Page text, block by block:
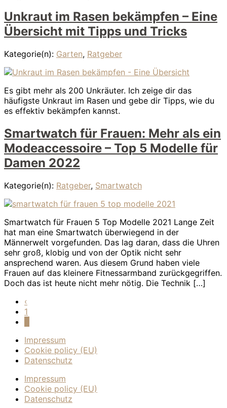
Unkraut im Rasen bekämpfen – Eine
Übersicht mit Tipps und Tricks
Kategorie(n): Garten, Ratgeber
Es gibt mehr als 200 Unkräuter. Ich zeige dir das
häufigste Unkraut im Rasen und gebe dir Tipps, wie du
es effektiv bekämpfen kannst.
Smartwatch für Frauen: Mehr als ein
Modeaccessoire – Top 5 Modelle für
Damen 2022
Kategorie(n): Ratgeber, Smartwatch
Smartwatch für Frauen 5 Top Modelle 2021 Lange Zeit
hat man eine Smartwatch überwiegend in der
Männerwelt vorgefunden. Das lag daran, dass die Uhren
sehr groß, klobig und von der Optik nicht sehr
ansprechend waren. Aus diesem Grund haben viele
Frauen auf das kleinere Fitnessarmband zurückgegriffen.
Doch das ist heute nicht mehr nötig. Die Technik […]
‹
1
Impressum
Cookie policy (EU)
Datenschutz
Impressum
Cookie policy (EU)
Datenschutz